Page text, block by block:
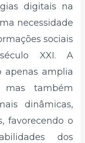
digitais na
necessidade
sociais
XXI. A
apenas amplia
também
dinâmicas,
favorecendo o
dos